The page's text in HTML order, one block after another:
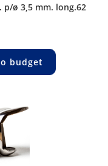
budget